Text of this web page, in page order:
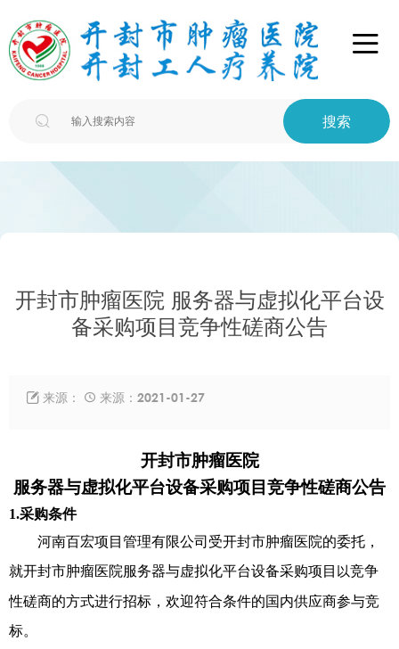

 搜索
开封市肿瘤医院 ​服务器与虚拟化平台设
备采购项目竞争性磋商公告
 来源：  来源：2021-01-27
开封市肿瘤医院
服务器与虚拟化平台设备采购项目 竞争性磋商公告
1.采购条件
河南百宏项目管理有限公司 受开封市肿瘤医院的委托，
就开封市肿瘤医院服务器与虚拟化平台设备采购项目 以竞争
性磋商的方式进行招标，欢迎符合条件的国内供应商参与竞
标。